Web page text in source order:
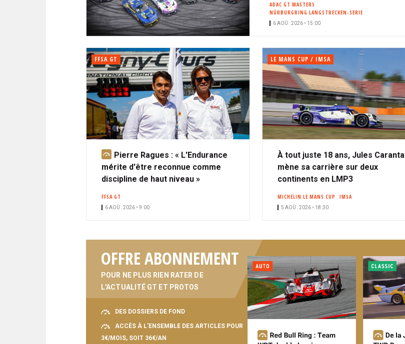
C
P
A
L
E
A
N
ADAC GT MASTERS
NÜRBURGRING LANGSTRECKEN-SERIE
6 AOÛ. 2026 • 15:00
FFSA GT
A
b
o
Pierre Ragues : « L'Endurance
mérite d'être reconnue comme
discipline de haut niveau »
FFSA GT
6 AOÛ. 2026 • 9:00
LE MANS CUP / IMSA
À tout juste 18 ans, Jules Caranta
mène sa carrière sur deux
continents en LMP3
MICHELIN LE MANS CUP IMSA
5 AOÛ. 2026 • 18:30
OFFRE ABONNEMENT
POUR NE PLUS RIEN RATER DE
L'ACTUALITÉ GT ET PROTOS
DES DOSSIERS DE FOND
ACCÈS À L'ENSEMBLE DES ARTICLES POUR
3€/MOIS, SOIT 36€/AN